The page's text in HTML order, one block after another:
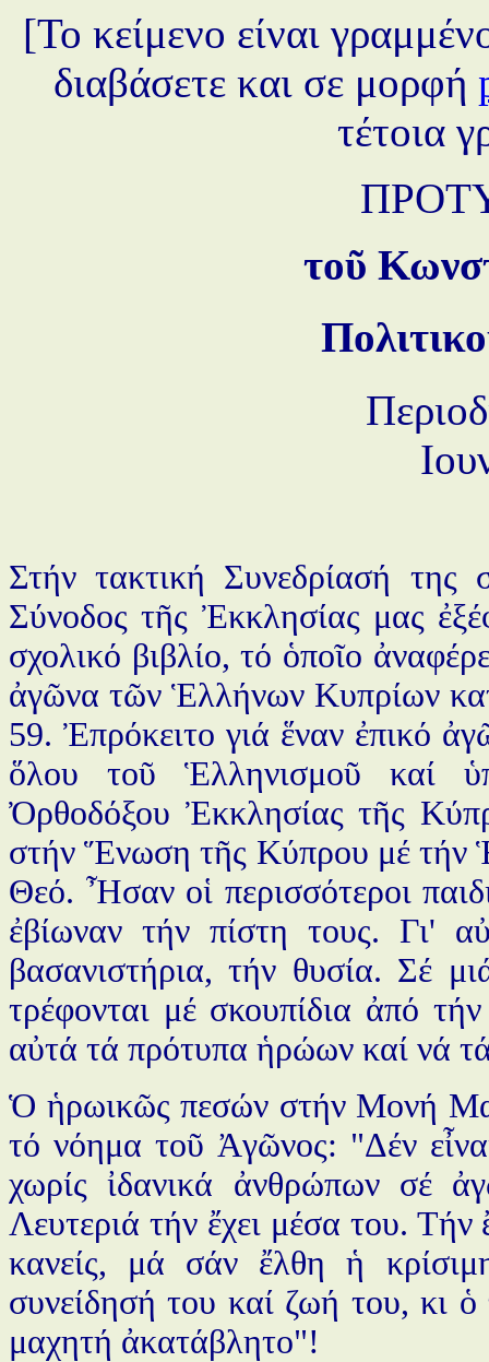
[Το κείμενο είναι
διαβάσετε και σε μορφή
τέτοια
τοῦ
Στήν τακτική Συνεδρίασή
Σύνοδος τῆς Ἐκκλησίας μας
σχολικό βιβλίο, τό ὁποῖο
ἀγῶνα τῶν Ἑλλήνων Κυπρίων
59. Ἐπρόκειτο γιά ἕναν ἐπικό
ὅλου τοῦ Ἑλληνισμοῦ καί
Ὀρθοδόξου Ἐκκλησίας τῆς
στήν Ἕνωση τῆς Κύπρου μέ τήν
Θεό. Ἦσαν οἱ περισσότεροι
ἐβίωναν τήν πίστη τους. Γι'
βασανιστήρια, τήν θυσία. Σέ
τρέφονται μέ σκουπίδια ἀπό
αὐτά τά πρότυπα ἡρώων καί νά
Ὁ ἡρωικῶς πεσών στήν Μονή
τό νόημα τοῦ Ἀγῶνος: "Δέν
χωρίς ἰδανικά ἀνθρώπων σέ
Λευτεριά τήν ἔχει μέσα του. Τήν
κανείς, μά σάν ἔλθη ἡ
συνείδησή του καί ζωή του, κι ὁ
μαχητή ἀκατάβλητο"!